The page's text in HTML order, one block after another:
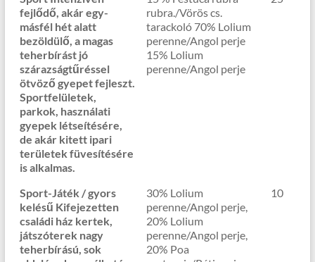
fejlődő, akár egy-
másfél hét alatt
bezöldülő, a magas
teherbírást jó
szárazságtűréssel
ötvöző gyepet fejleszt.
Sportfelületek,
parkok, használati
gyepek létseítésére,
de akár kitett ipari
területek füvesítésére
is alkalmas.
rubra./Vörös cs.
tarackoló 70% Lolium
perenne/Angol perje
15% Lolium
perenne/Angol perje
Sport-Játék / gyors
kelésű Kifejezetten
családi ház kertek,
játszóterek nagy
teherbírású, sok
30% Lolium
perenne/Angol perje,
20% Lolium
perenne/Angol perje,
20% Poa
10